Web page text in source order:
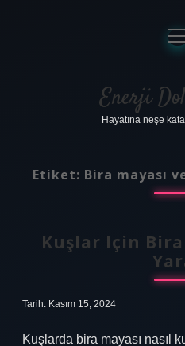
Gizlilik
Yasal
aç
Enerji
Hayatına neşe
Etiket: Bira mayası
Kuşlar Için Bira
Tarih: Kasım 15, 2024
Kuşlarda bira mayası nasıl